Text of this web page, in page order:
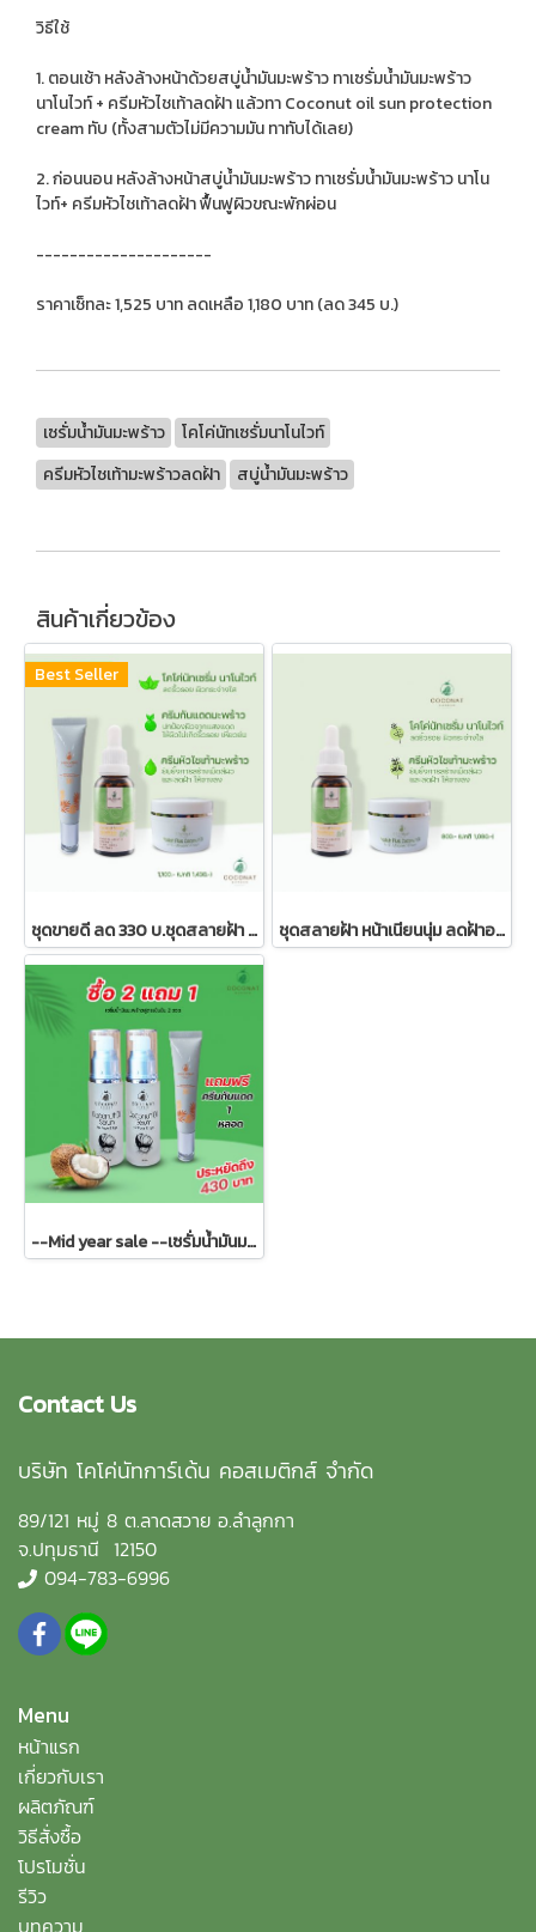
วิธีใช้
1. ตอนเช้า หลังล้างหน้าด้วยสบู่น้ำมันมะพร้าว ทาเซรั่มน้ำมันมะพร้าว
นาโนไวท์ + ครีมหัวไชเท้าลดฝ้า แล้วทา Coconut oil sun protection
cream ทับ (ทั้งสามตัวไม่มีความมัน ทาทับได้เลย)
2. ก่อนนอน หลังล้างหน้าสบู่น้ำมันมะพร้าว ทาเซรั่มน้ำมันมะพร้าว นาโน
ไวท์+ ครีมหัวไชเท้าลดฝ้า ฟื้นฟูผิวขณะพักผ่อน
---------------------
ราคาเซ็ทละ 1,525 บาท ลดเหลือ 1,180 บาท (ลด 345 บ.)
เซรั่มน้ำมันมะพร้าว
โคโค่นัทเซรั่มนาโนไวท์
ครีมหัวไชเท้ามะพร้าวลดฝ้า
สบู่น้ำมันมะพร้าว
สินค้าเกี่ยวข้อง
Best Seller
ชุดขายดี ลด 330 บ.ชุดสลายฝ้า หน้าใส พลัส ( 1 เซ็ท มี 3 อย่าง) ชุดสลายฝ้า หน้าเนียนนุ่ม ลดฝ้าอย่างเห็นผล ลดริ้วรอย ยกกระชับผิวหน้าขาวกระจ่างใส
--Mid year sale --เซรั่มน้ำมันมะพร้าวสูตรเข้มข้น 2 ขวด แถมครีมกันแดด 1 หลอด
Contact Us
บริษัท โคโค่นัทการ์เด้น คอสเมติกส์ จำกัด
89/121 หมู่ 8 ต.ลาดสวาย อ.ลำลูกกา
จ.ปทุมธานี 12150
094-783-6996
Menu
หน้าแรก
เกี่ยวกับเรา
ผลิตภัณฑ์
วิธีสั่งซื้อ
โปรโมชั่น
รีวิว
บทความ